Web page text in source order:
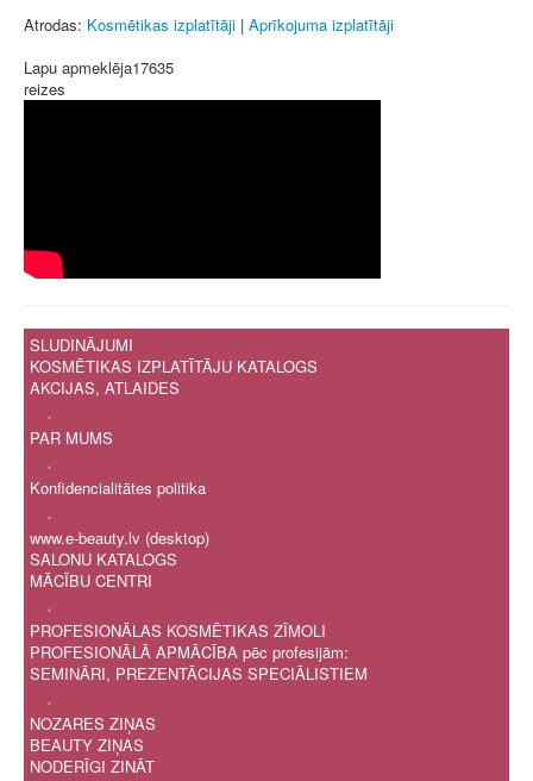
Atrodas: Kosmētikas izplatītāji | Aprīkojuma izplatītāji
Lapu apmeklēja17635
reizes
SLUDINĀJUMI
KOSMĒTIKAS IZPLATĪTĀJU KATALOGS
AKCIJAS, ATLAIDES
.
PAR MUMS
.
Konfidencialitātes politika
.
www.e-beauty.lv (desktop)
SALONU KATALOGS
MĀCĪBU CENTRI
.
PROFESIONĀLAS KOSMĒTIKAS ZĪMOLI
PROFESIONĀLĀ APMĀCĪBA pēc profesijām:
SEMINĀRI, PREZENTĀCIJAS SPECIĀLISTIEM
.
NOZARES ZIŅAS
BEAUTY ZIŅAS
NODERĪGI ZINĀT